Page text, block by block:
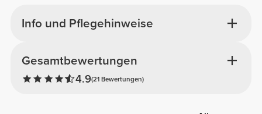
Info und Pflegehinweise
Gesamtbewertungen
4.9(21 Bewertungen)